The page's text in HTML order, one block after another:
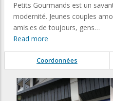
Petits Gourmands est un
modernité. Jeunes couples
amis.es de toujours, gens…
Read more
Coordonnées